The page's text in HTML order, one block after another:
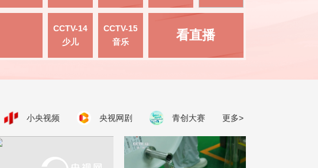
CCTV-14
少儿
CCTV-15
音乐
看直播
更多>
小央视频 央视网剧 青创大赛